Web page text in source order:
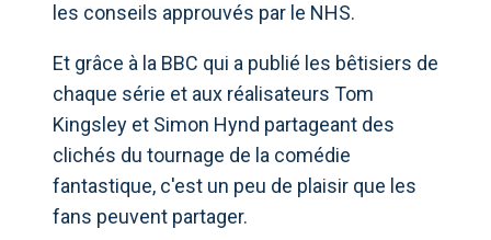
les conseils approuvés par le NHS.
Et grâce à la BBC qui a publié les bêtisiers de
chaque série et aux réalisateurs Tom
Kingsley et Simon Hynd partageant des
clichés du tournage de la comédie
fantastique, c'est un peu de plaisir que les
fans peuvent partager.